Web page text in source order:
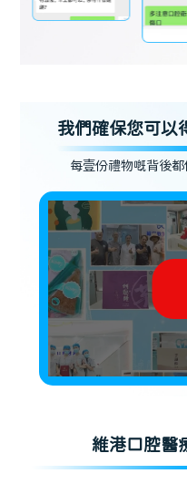
我們確保您可以
每壹份禮物嘅背後
維港口腔醫